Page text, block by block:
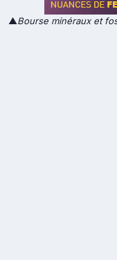
▲Bourse minéraux et